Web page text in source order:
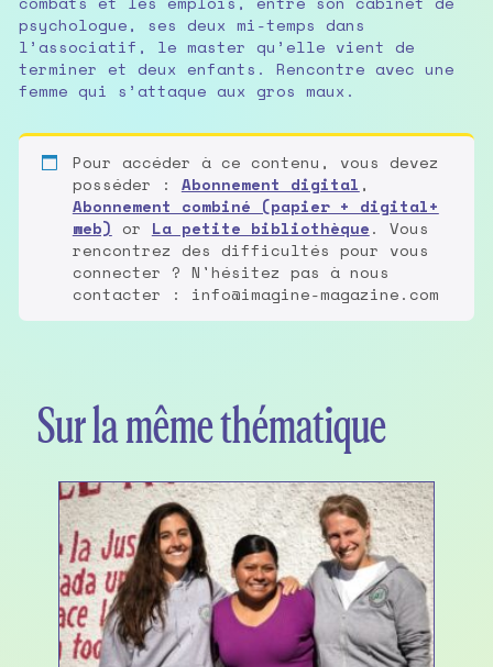
psychologue, ses deux mi-temps dans
l’associatif, le master qu’elle vient de
terminer et deux enfants. Rencontre avec une
femme qui s’attaque aux gros maux.
Pour accéder à ce contenu, vous devez
posséder : Abonnement digital ,
Abonnement combiné (papier + digital+
web) or La petite bibliothèque. Vous
rencontrez des difficultés pour vous
connecter ? N'hésitez pas à nous
contacter : info@imagine-magazine.com
Sur la même thématique